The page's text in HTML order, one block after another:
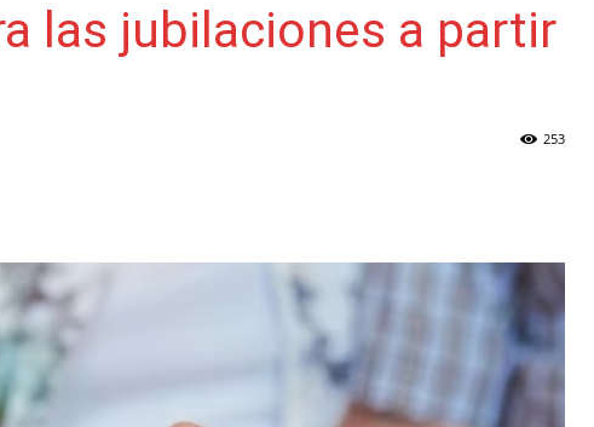
NAINECK
las jubilaciones a partir
253